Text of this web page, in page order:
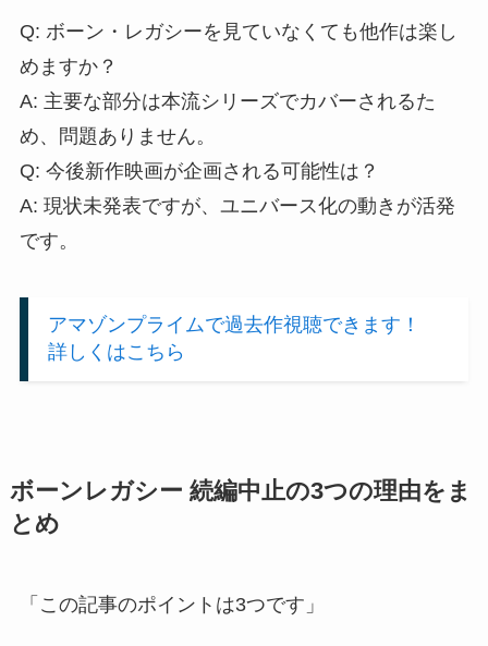
Q: ボーン・レガシーを見ていなくても他作は楽し
めますか？
A: 主要な部分は本流シリーズでカバーされるた
め、問題ありません。
Q: 今後新作映画が企画される可能性は？
A: 現状未発表ですが、ユニバース化の動きが活発
です。
アマゾンプライムで過去作視聴できます！
詳しくはこちら
ボーンレガシー 続編中止の3つの理由をま
とめ
「この記事のポイントは3つです」